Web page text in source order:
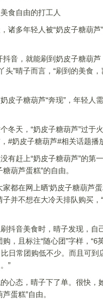
自由的打工人
多年轻人被“奶皮子糖葫芦”
音，就能刷到奶皮子糖葫芦
头”晴子而言，“刷到的美食
子糖葫芦“奔现”，年轻人
天，“奶皮子糖葫芦”过于
#奶皮子糖葫芦#相关话题播
赶上“奶皮子糖葫芦”的第
葫芦蛋糕”的自由。
在网上晒‘奶皮子糖葫芦蛋
子并不想在大冷天排队购买，
音美食时，晴子发现，自
购，且标注“随心团”字样，“6
日常团购低不少。而且可到
”
态，晴子下了单。很快，
蛋糕”自由。